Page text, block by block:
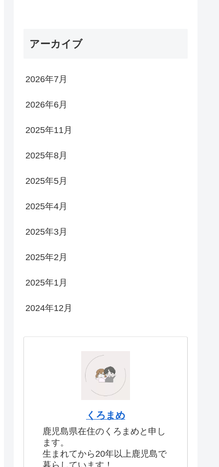
アーカイブ
2026年7月
2026年6月
2025年11月
2025年8月
2025年5月
2025年4月
2025年3月
2025年2月
2025年1月
2024年12月
くろまめ
鹿児島県在住のくろまめと申し
ます。
生まれてから20年以上鹿児島で
暮らしています！